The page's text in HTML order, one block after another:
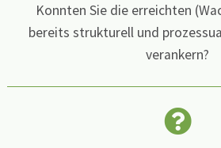
Konnten Sie die erreichten
bereits strukturell und
verankern?